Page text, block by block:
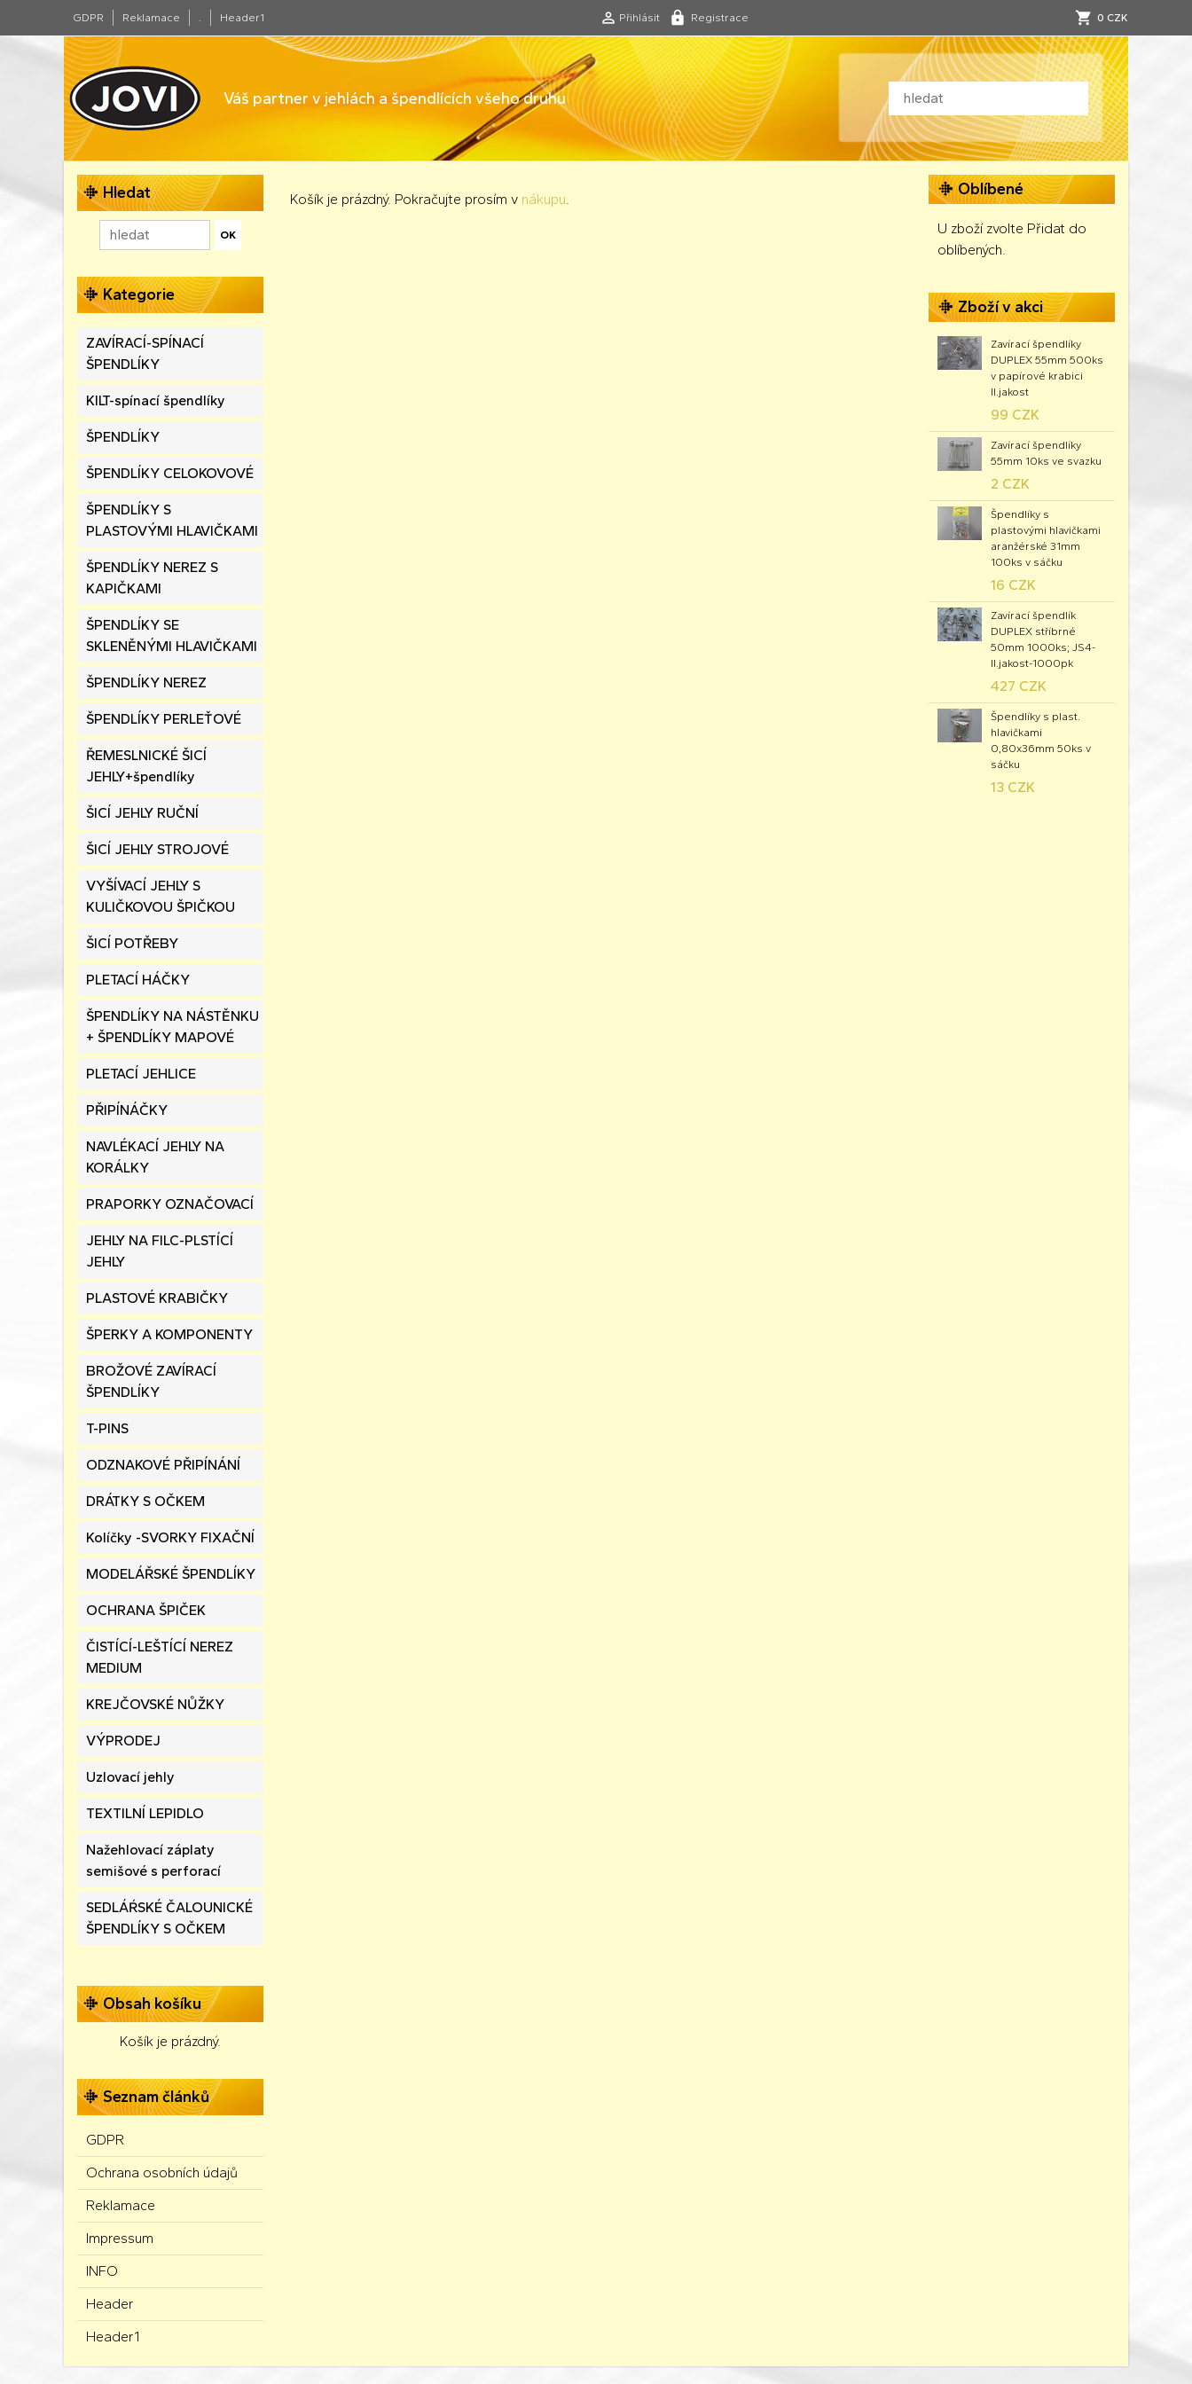
GDPR Reklamace . Header1 Přihlásit Registrace 0 CZK
Váš partner v jehlách a špendlících všeho druhu
Hledat
Kategorie
ZAVÍRACÍ-SPÍNACÍ
ŠPENDLÍKY
KILT-spínací špendlíky
ŠPENDLÍKY
ŠPENDLÍKY CELOKOVOVÉ
ŠPENDLÍKY S
PLASTOVÝMI HLAVIČKAMI
ŠPENDLÍKY NEREZ S
KAPIČKAMI
ŠPENDLÍKY SE
SKLENĚNÝMI HLAVIČKAMI
ŠPENDLÍKY NEREZ
ŠPENDLÍKY PERLEŤOVÉ
ŘEMESLNICKÉ ŠICÍ
JEHLY+špendlíky
ŠICÍ JEHLY RUČNÍ
ŠICÍ JEHLY STROJOVÉ
VYŠÍVACÍ JEHLY S
KULIČKOVOU ŠPIČKOU
ŠICÍ POTŘEBY
PLETACÍ HÁČKY
ŠPENDLÍKY NA NÁSTĚNKU
+ ŠPENDLÍKY MAPOVÉ
PLETACÍ JEHLICE
PŘIPÍNÁČKY
NAVLÉKACÍ JEHLY NA
KORÁLKY
PRAPORKY OZNAČOVACÍ
JEHLY NA FILC-PLSTÍCÍ
JEHLY
PLASTOVÉ KRABIČKY
ŠPERKY A KOMPONENTY
BROŽOVÉ ZAVÍRACÍ
ŠPENDLÍKY
T-PINS
ODZNAKOVÉ PŘIPÍNÁNÍ
DRÁTKY S OČKEM
Kolíčky -SVORKY FIXAČNÍ
MODELÁŘSKÉ ŠPENDLÍKY
OCHRANA ŠPIČEK
ČISTÍCÍ-LEŠTÍCÍ NEREZ
MEDIUM
KREJČOVSKÉ NŮŽKY
VÝPRODEJ
Uzlovací jehly
TEXTILNÍ LEPIDLO
Nažehlovací záplaty
semišové s perforací
SEDLÁŔSKÉ ČALOUNICKÉ
ŠPENDLÍKY S OČKEM
Obsah košíku
Košík je prázdný.
Seznam článků
GDPR
Ochrana osobních údajů
Reklamace
Impressum
INFO
Header
Header1
Košík je prázdný. Pokračujte prosím v nákupu.
Oblíbené
U zboží zvolte Přidat do
oblíbených.
Zboží v akci
Zavírací špendlíky
DUPLEX 55mm 500ks
v papírové krabici
II.jakost
99 CZK
Zavírací špendlíky
55mm 10ks ve svazku
2 CZK
Špendlíky s
plastovými hlavičkami
aranžérské 31mm
100ks v sáčku
16 CZK
Zavírací špendlík
DUPLEX stříbrné
50mm 1000ks; JS4-
II.jakost-1000pk
427 CZK
Špendlíky s plast.
hlavičkami
0,80x36mm 50ks v
sáčku
13 CZK